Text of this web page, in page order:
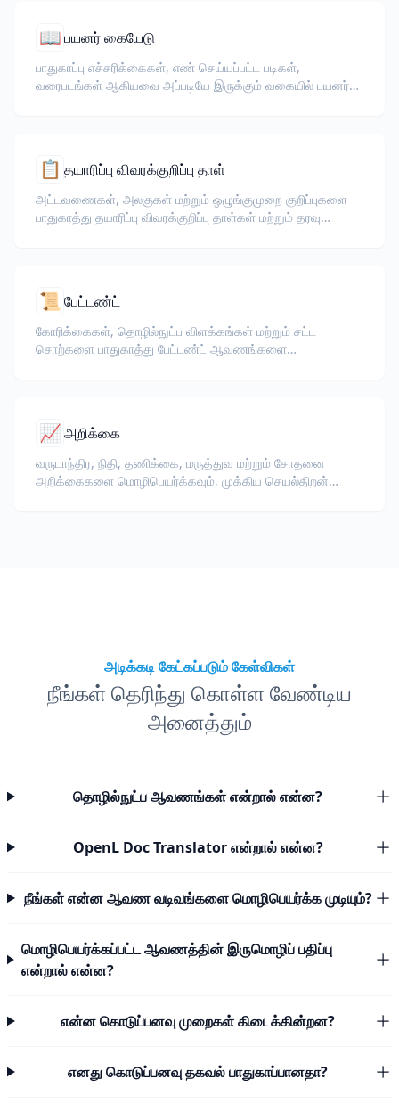
📖பயனர் கையேடு
பாதுகாப்பு எச்சரிக்கைகள், எண் செய்யப்பட்ட படிகள்,
வரைபடங்கள் ஆகியவை அப்படியே இருக்கும் வகையில் பயனர்
📋 தயாரிப்பு விவரக்குறிப்பு தாள்
அட்டவணைகள், அலகுகள் மற்றும் ஒழுங்குமுறை குறிப்புகளை
பாதுகாத்து தயாரிப்பு விவரக்குறிப்பு தாள்கள் மற்றும் தரவு
📜 பேட்டண்ட்
கோரிக்கைகள், தொழில்நுட்ப விளக்கங்கள் மற்றும் சட்ட
சொற்களை பாதுகாத்து பேட்டண்ட் ஆவணங்களை
📈அறிக்கை
வருடாந்திர, நிதி, தணிக்கை, மருத்துவ மற்றும் சோதனை
அறிக்கைகளை மொழிபெயர்க்கவும், முக்கிய செயல்திறன்
அடிக்கடி கேட்கப்படும் கேள்விகள்
நீங்கள் தெரிந்து கொள்ள வேண்டிய
அனைத்தும்
தொழில்நுட்ப ஆவணங்கள் என்றால் என்ன?
OpenL Doc Translator என்றால் என்ன?
நீங்கள் என்ன ஆவண வடிவங்களை மொழிபெயர்க்க முடியும்?
மொழிபெயர்க்கப்பட்ட ஆவணத்தின் இருமொழிப் பதிப்பு
என்றால் என்ன?
என்ன கொடுப்பனவு முறைகள் கிடைக்கின்றன?
எனது கொடுப்பனவு தகவல் பாதுகாப்பானதா?